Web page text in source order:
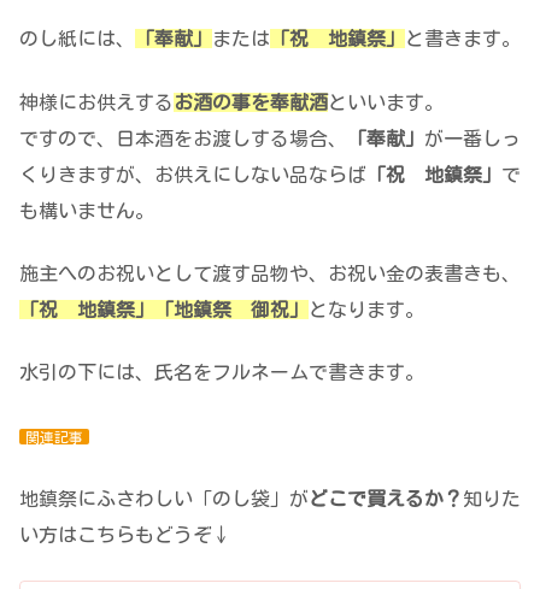
のし紙には、 「奉献」 または 「祝 地鎮祭」 と書きます。
神様にお供えする お酒の事を奉献酒といいます。
ですので、日本酒をお渡しする場合、
「奉献」 が一番しっ
くりきますが、お供えにしない品ならば 「祝 地鎮祭」 で
も構いません。
施主へのお祝いとして渡す品物や、お祝い金の表書きも、
「祝 地鎮祭」「地鎮祭 御祝」
となります。
水引の下には、氏名をフルネームで書きます。
関連記事
地鎮祭にふさわしい「のし袋」がどこで買えるか？ 知りた
い方はこちらもどうぞ↓